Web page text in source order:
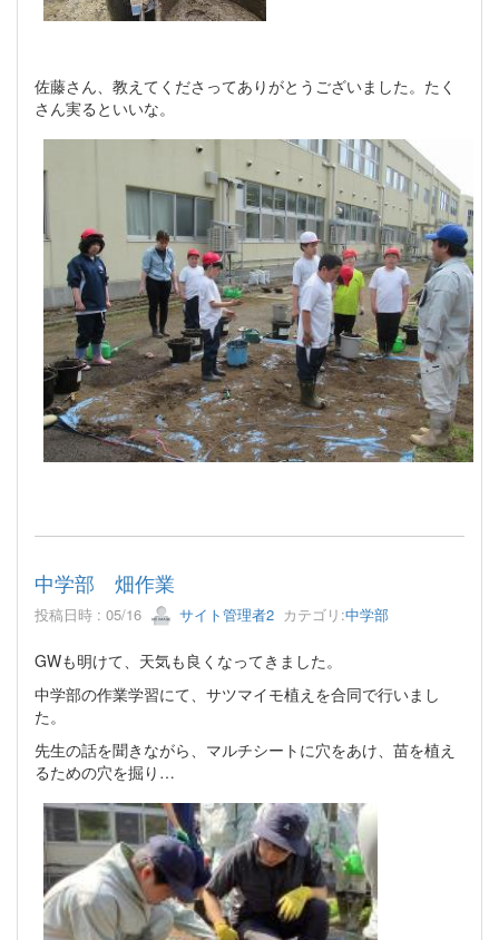
佐藤さん、教えてくださってありがとうございました。たく
さん実るといいな。
中学部 畑作業
投稿日時 : 05/16 サイト管理者2 カテゴリ:中学部
GWも明けて、天気も良くなってきました。
中学部の作業学習にて、サツマイモ植えを合同で行いまし
た。
先生の話を聞きながら、マルチシートに穴をあけ、苗を植え
るための穴を掘り…